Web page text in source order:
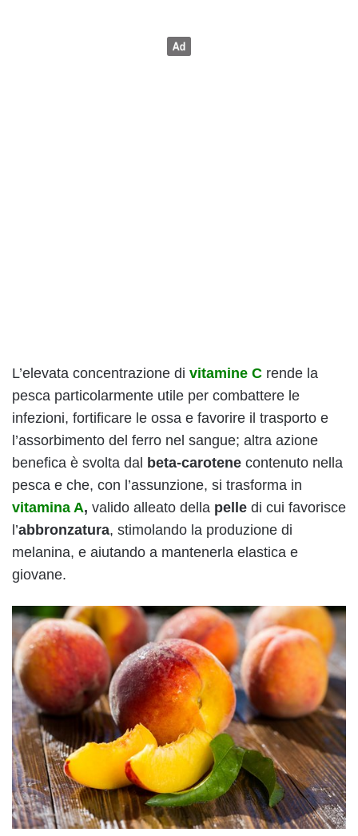
L’elevata concentrazione di vitamine C rende la
pesca particolarmente utile per combattere le
infezioni, fortificare le ossa e favorire il trasporto e
l’assorbimento del ferro nel sangue; altra azione
benefica è svolta dal beta-carotene contenuto nella
pesca e che, con l’assunzione, si trasforma in
vitamina A, valido alleato della pelle di cui favorisce
l’abbronzatura, stimolando la produzione di
melanina, e aiutando a mantenerla elastica e
giovane.